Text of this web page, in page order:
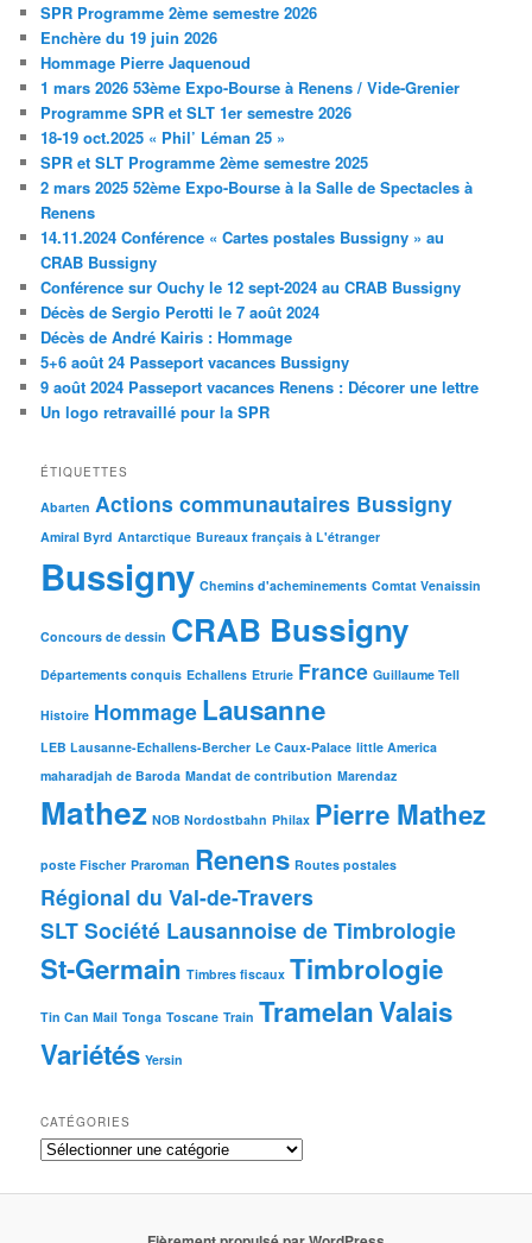
SPR Programme 2ème semestre 2026
Enchère du 19 juin 2026
Hommage Pierre Jaquenoud
1 mars 2026 53ème Expo-Bourse à Renens / Vide-Grenier
Programme SPR et SLT 1er semestre 2026
18-19 oct.2025 « Phil’ Léman 25 »
SPR et SLT Programme 2ème semestre 2025
2 mars 2025 52ème Expo-Bourse à la Salle de Spectacles à
Renens
14.11.2024 Conférence « Cartes postales Bussigny » au
CRAB Bussigny
Conférence sur Ouchy le 12 sept-2024 au CRAB Bussigny
Décès de Sergio Perotti le 7 août 2024
Décès de André Kairis : Hommage
5+6 août 24 Passeport vacances Bussigny
9 août 2024 Passeport vacances Renens : Décorer une lettre
Un logo retravaillé pour la SPR
ÉTIQUETTES
Abarten Actions communautaires Bussigny
Amiral Byrd Antarctique Bureaux français à L'étranger
Bussigny Chemins d'acheminements Comtat Venaissin
Concours de dessin CRAB Bussigny
Départements conquis Echallens Etrurie France Guillaume Tell
Histoire Hommage Lausanne
LEB Lausanne-Echallens-Bercher Le Caux-Palace little America
maharadjah de Baroda Mandat de contribution Marendaz
Mathez NOB Nordostbahn Philax Pierre Mathez
poste Fischer Praroman Renens Routes postales
Régional du Val-de-Travers
SLT Société Lausannoise de Timbrologie
St-Germain Timbres fiscaux Timbrologie
Tin Can Mail Tonga Toscane Train TramelanValais
Variétés Yersin
CATÉGORIES